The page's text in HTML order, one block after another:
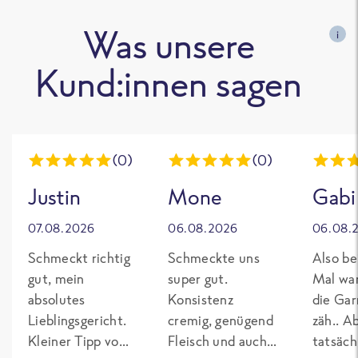
Was unsere
Kund:innen sagen
i
(0)
Justin
07.08.2026
Schmeckt richtig
gut, mein
absolutes
Lieblingsgericht.
Kleiner Tipp von
(0)
Mone
06.08.2026
Schmeckte uns
super gut.
Konsistenz
cremig, genügend
Fleisch und auch
Gabi
Also
Mal
die
zäh..